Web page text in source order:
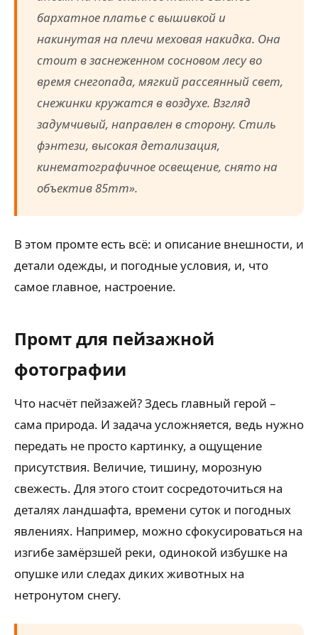
бархатное платье с вышивкой и
накинутая на плечи меховая накидка. Она
стоит в заснеженном сосновом лесу во
время снегопада, мягкий рассеянный свет,
снежинки кружатся в воздухе. Взгляд
задумчивый, направлен в сторону. Стиль
фэнтези, высокая детализация,
кинематографичное освещение, снято на
объектив 85mm».
В этом промте есть всё: и описание внешности, и
детали одежды, и погодные условия, и, что
самое главное, настроение.
Промт для пейзажной
фотографии
Что насчёт пейзажей? Здесь главный герой –
сама природа. И задача усложняется, ведь нужно
передать не просто картинку, а ощущение
присутствия. Величие, тишину, морозную
свежесть. Для этого стоит сосредоточиться на
деталях ландшафта, времени суток и погодных
явлениях. Например, можно сфокусироваться на
изгибе замёрзшей реки, одинокой избушке на
опушке или следах диких животных на
нетронутом снегу.